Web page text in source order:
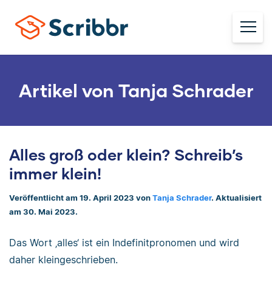
Artikel von Tanja Schrader
Alles groß oder klein? Schreib’s
immer klein!
Veröffentlicht am 19. April 2023 von Tanja Schrader. Aktualisiert
am 30. Mai 2023.
Das Wort ‚alles‘ ist ein Indefinitpronomen und wird
daher kleingeschrieben.